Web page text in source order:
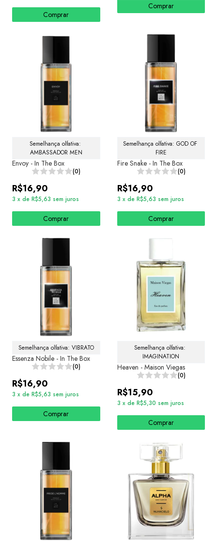
Comprar
Comprar
Semelhança olfativa:
AMBASSADOR MEN
Envoy - In The Box
(0)
R$16,90
3 x de R$5,63 sem juros
Comprar
Semelhança olfativa: GOD OF
FIRE
Fire Snake - In The Box
(0)
R$16,90
3 x de R$5,63 sem juros
Comprar
Semelhança olfativa: VIBRATO
Essenza Nobile - In The Box
(0)
R$16,90
3 x de R$5,63 sem juros
Comprar
Semelhança olfativa:
IMAGINATION
Heaven - Maison Viegas
(0)
R$15,90
3 x de R$5,30 sem juros
Comprar